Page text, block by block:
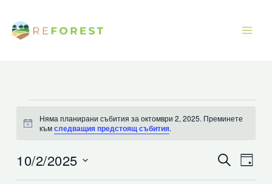
към
съдържанието
for
2,
Известие
Няма планирани събития за октомври 2, 2025. Преминете
къмследващия предстоящ събития.
Събития
Търсене
Ден
10/2/2025
Изберете